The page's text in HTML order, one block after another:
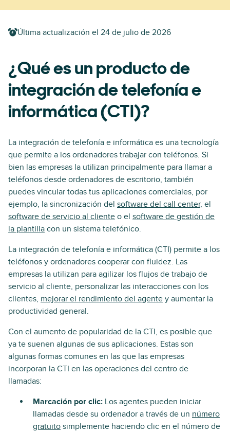
Última actualización el 24 de julio de 2026
¿Qué es un producto de
integración de telefonía e
informática (CTI)?
La integración de telefonía e informática es una tecnología
que permite a los ordenadores trabajar con teléfonos. Si
bien las empresas la utilizan principalmente para llamar a
teléfonos desde ordenadores de escritorio, también
puedes vincular todas tus aplicaciones comerciales, por
ejemplo, la sincronización del software del call center, el
software de servicio al cliente o el software de gestión de
la plantilla con un sistema telefónico.
La integración de telefonía e informática (CTI) permite a los
teléfonos y ordenadores cooperar con fluidez. Las
empresas la utilizan para agilizar los flujos de trabajo de
servicio al cliente, personalizar las interacciones con los
clientes, mejorar el rendimiento del agente y aumentar la
productividad general.
Con el aumento de popularidad de la CTI, es posible que
ya te suenen algunas de sus aplicaciones. Estas son
algunas formas comunes en las que las empresas
incorporan la CTI en las operaciones del centro de
llamadas:
Marcación por clic: Los agentes pueden iniciar
llamadas desde su ordenador a través de un número
gratuito simplemente haciendo clic en el número de